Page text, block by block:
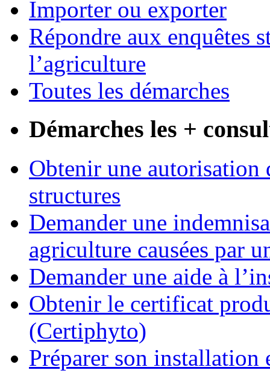
Importer ou exporter
Répondre aux enquêtes
l’agriculture
Toutes les démarches
Démarches les +
Obtenir une autorisation
structures
Demander une
agriculture causées par
Demander une aide à
Obtenir le certificat
(Certiphyto)
Préparer son installation